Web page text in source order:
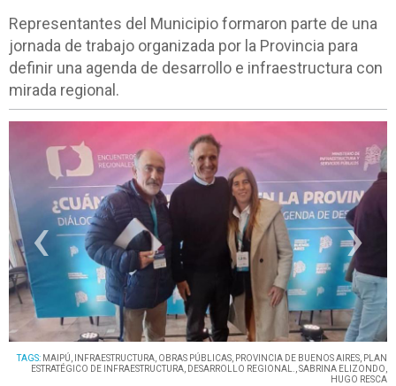
Representantes del Municipio formaron parte de una
jornada de trabajo organizada por la Provincia para
definir una agenda de desarrollo e infraestructura con
mirada regional.
‹ ›
TAGS: MAIPÚ, INFRAESTRUCTURA, OBRAS PÚBLICAS, PROVINCIA DE BUENOS AIRES, PLAN
ESTRATÉGICO DE INFRAESTRUCTURA, DESARROLLO REGIONAL.,SABRINA ELIZONDO,
HUGO RESCA